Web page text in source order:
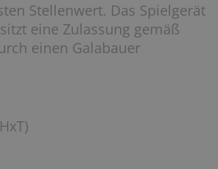
Stellenwert. Das Spielgerät
eine Zulassung gemäß
einen Galabauer